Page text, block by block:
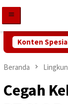
konten
Konten
KPK! Abdul
Beranda
Cegah